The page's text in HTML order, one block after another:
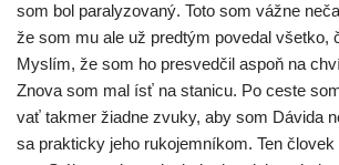
som bol para­ly­zo­va­ný. Toto som váž­ne
že som mu ale už pred­tým pove­dal všet­ko,
Myslím, že som ho pre­sved­čil aspoň na
Znova som mal ísť na sta­ni­cu. Po ces­te
vať tak­mer žiad­ne zvu­ky, aby som Dávida
sa prak­tic­ky jeho ruko­jem­ní­kom. Ten